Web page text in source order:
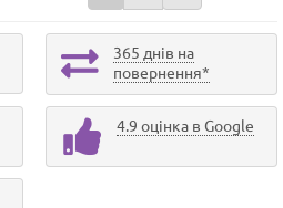
365 днів на
повернення*
4.9 оцінка в Google